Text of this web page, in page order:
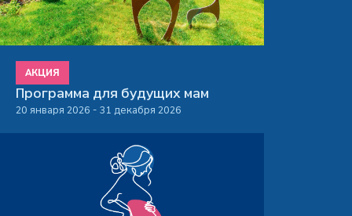
АКЦИЯ
Программа для будущих мам
20 января 2026 - 31 декабря 2026